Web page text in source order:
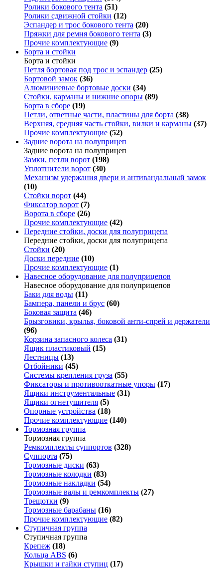
Ролики бокового тента (51)
Ролики сдвижной стойки (12)
Эспандер и трос бокового тента (20)
Пряжки для ремня бокового тента (3)
Прочие комплектующие (9)
Борта и стойки
Борта и стойки
Петля бортовая под трос и эспандер (25)
Бортовой замок (36)
Алюминиевые бортовые доски (34)
Стойки, карманы и нижние опоры (89)
Борта в сборе (19)
Петли, ответные части, пластины для борта (38)
Верхняя, средняя часть стойки, вилки и карманы (37)
Прочие комплектующие (52)
Задние ворота на полуприцеп
Задние ворота на полуприцеп
Замки, петли ворот (198)
Уплотнители ворот (30)
Механизм удержания двери и антивандальный замок
(10)
Стойки ворот (44)
Фиксатор ворот (7)
Ворота в сборе (26)
Прочие комплектующие (42)
Передние стойки, доски для полуприцепа
Передние стойки, доски для полуприцепа
Стойки (20)
Доски передние (10)
Прочие комплектующие (1)
Навесное оборудование для полуприцепов
Навесное оборудование для полуприцепов
Баки для воды (11)
Бампера, панели и брус (60)
Боковая защита (46)
Брызговики, крылья, боковой анти-спрей и держатели
(96)
Корзина запасного колеса (31)
Ящик пластиковый (15)
Лестницы (13)
Отбойники (45)
Системы крепления груза (55)
Фиксаторы и противооткатные упоры (17)
Ящики инструментальные (31)
Ящики огнетушителя (5)
Опорные устройства (18)
Прочие комплектующие (140)
Тормозная группа
Тормозная группа
Ремкомплекты суппортов (328)
Суппорта (75)
Тормозные диски (63)
Тормозные колодки (83)
Тормозные накладки (54)
Тормозные валы и ремкомплекты (27)
Трещотки (9)
Тормозные барабаны (16)
Прочие комплектующие (82)
Ступичная группа
Ступичная группа
Крепеж (18)
Кольца ABS (6)
Крышки и гайки ступиц (17)